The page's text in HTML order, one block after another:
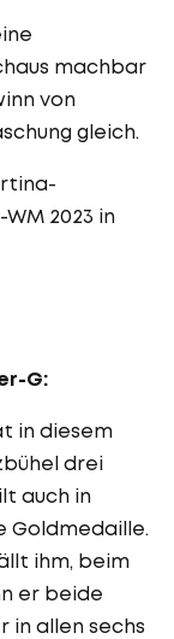
machbar
von
gleich.
2023 in
G:
in diesem
drei
auch in
Goldmedaille.
ihm, beim
er beide
in allen sechs